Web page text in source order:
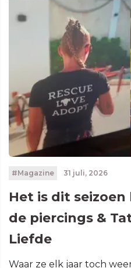
#Magazine 31 juli, 2026
Het is dit seizoen
de piercings &
Liefde
Waar ze elk jaar toch